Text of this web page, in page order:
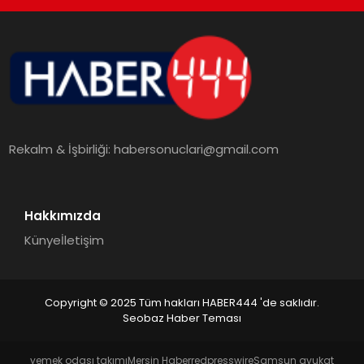
MAGAZIN
EGITIM
YAŞAM
Rekalm & İşbirliği:habersonuclari@gmail.com
Hakkımızda
Künyeİletişim
Copyright © 2025 Tüm hakları HABER444 'de saklıdır.
Seobaz Haber Teması
yemek odası takımıMersin HaberredpresswireSamsun avukat